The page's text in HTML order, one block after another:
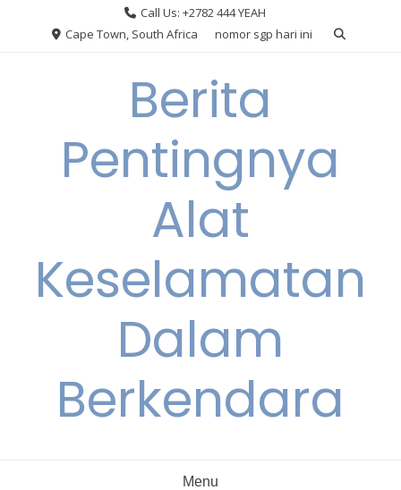
Call Us: +2782 444 YEAH
Cape Town, South Africa
nomor sgp hari ini
Berita
Pentingnya
Alat
Keselamatan
Dalam
Berkendara
Menu